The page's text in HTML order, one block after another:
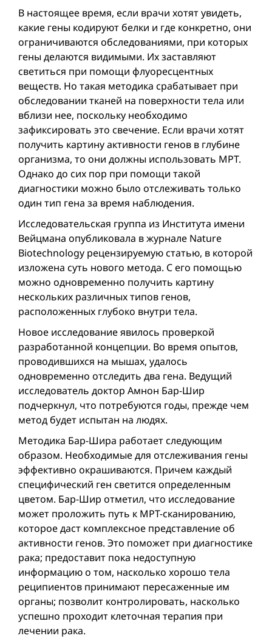
В настоящее время, если врачи хотят увидеть,
какие гены кодируют белки и где конкретно, они
ограничиваются обследованиями, при которыx
гены делаются видимыми. Их заставляют
светиться при помощи флуоресцентных
веществ. Но такая методика срабатывает при
обследовании тканей на поверхности тела или
вблизи нее, поскольку необходимо
зафиксировать это свечение. Если врачи хотят
получить картину активности генов в глубине
организма, то они должны использовать МРТ.
Однако до сих пор при помощи такой
диагностики можно было отслеживать только
один тип гена за время наблюдения.
Исследовательская группа из Института имени
Вейцмана опубликовала в журнале Nature
Biotechnology рецензируемую статью, в которой
изложена суть нового метода. С его помощью
можно одновременно получить картину
нескольких различных типов генов,
расположенных глубоко внутри тела.
Новое исследование явилось проверкой
разработанной концепции. Во время опытoв,
проводившихся на мышах, удалось
одновременно отследить два гена. Ведущий
исследователь доктор Амнон Бар-Шир
подчеркнул, что потребуются годы, прежде чем
метод будет испытан на людях.
Методика Бар-Шира работает следующим
образом. Необходимые для отслеживания гены
эффективно окрашиваются. Причем каждый
специфический ген светится определенным
цветом. Бар-Шир отметил, что исследование
может проложить путь к МРТ-сканированию,
которое даст комплексное представление об
активности генов. Это поможет при диагностике
рака; предоставит пока недоступную
информацию о том, насколько хорошо тела
реципиентов принимают пересаженные им
органы; позволит контролировать, насколько
успешно проходит клеточная терапия при
лечении рака.